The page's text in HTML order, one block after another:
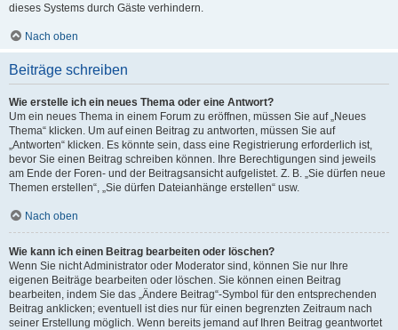
dieses Systems durch Gäste verhindern.
Nach oben
Beiträge schreiben
Wie erstelle ich ein neues Thema oder eine Antwort?
Um ein neues Thema in einem Forum zu eröffnen, müssen Sie auf „Neues
Thema“ klicken. Um auf einen Beitrag zu antworten, müssen Sie auf
„Antworten“ klicken. Es könnte sein, dass eine Registrierung erforderlich ist,
bevor Sie einen Beitrag schreiben können. Ihre Berechtigungen sind jeweils
am Ende der Foren- und der Beitragsansicht aufgelistet. Z. B. „Sie dürfen neue
Themen erstellen“, „Sie dürfen Dateianhänge erstellen“ usw.
Nach oben
Wie kann ich einen Beitrag bearbeiten oder löschen?
Wenn Sie nicht Administrator oder Moderator sind, können Sie nur Ihre
eigenen Beiträge bearbeiten oder löschen. Sie können einen Beitrag
bearbeiten, indem Sie das „Ändere Beitrag“-Symbol für den entsprechenden
Beitrag anklicken; eventuell ist dies nur für einen begrenzten Zeitraum nach
seiner Erstellung möglich. Wenn bereits jemand auf Ihren Beitrag geantwortet